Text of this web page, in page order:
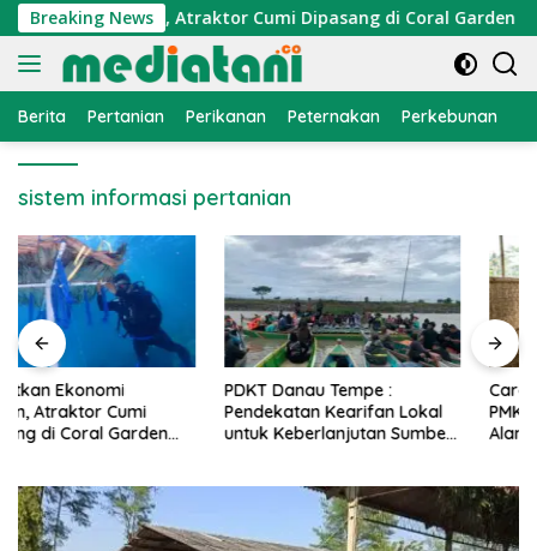
Langsung
ke
konten
Breaking News
Nelayan, Atraktor Cumi Dipasang di Coral Garden
Berita Pertanian Perikanan Peternakan Perkebunan
sistem informasi pertanian
PDKT Danau Tempe :
Pendekatan Kearifan Lokal
untuk Keberlanjutan Sumber
Cara Mengatasi Penyakit
PMK pada Sapi Perah Secara
Alami dan Medis